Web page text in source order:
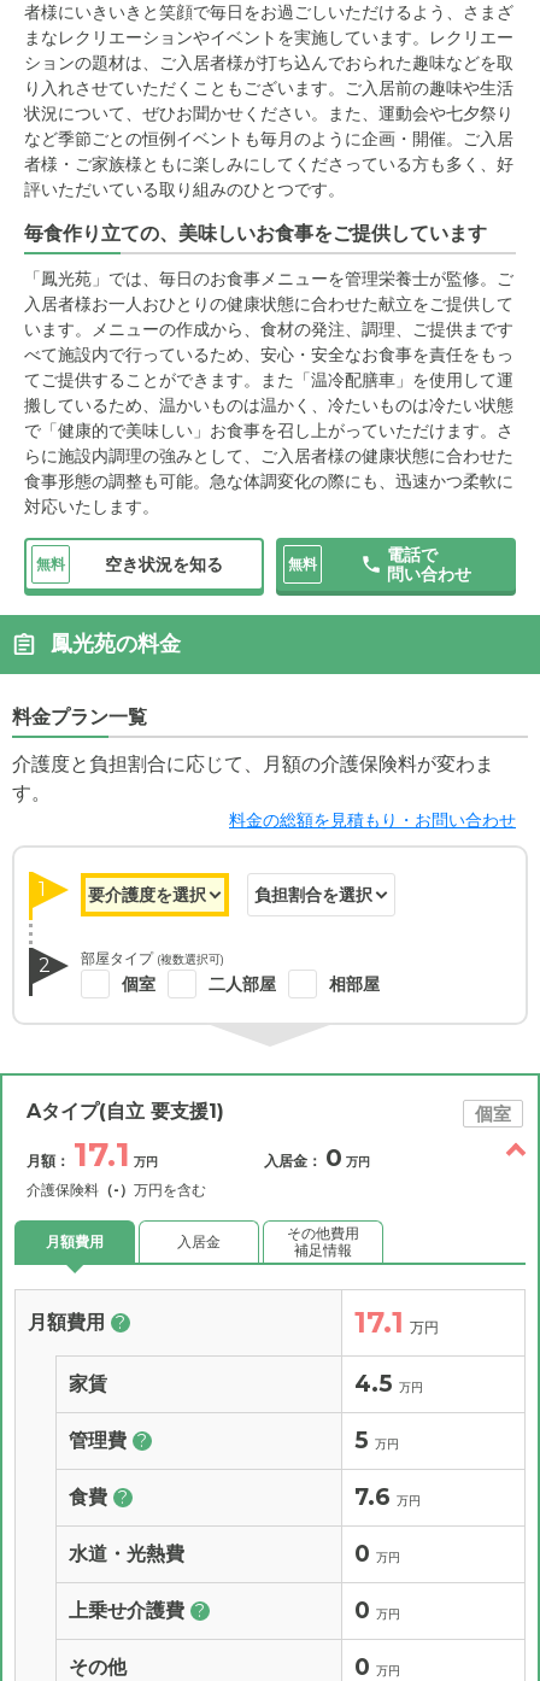
者様にいきいきと笑顔で毎日をお過ごしいただけるよう、さまざ
まなレクリエーションやイベントを実施しています。レクリエー
ションの題材は、ご入居者様が打ち込んでおられた趣味などを取
り入れさせていただくこともございます。ご入居前の趣味や生活
状況について、ぜひお聞かせください。また、運動会や七夕祭り
など季節ごとの恒例イベントも毎月のように企画・開催。ご入居
者様・ご家族様ともに楽しみにしてくださっている方も多く、好
評いただいている取り組みのひとつです。
毎食作り立ての、美味しいお食事をご提供しています
「鳳光苑」では、毎日のお食事メニューを管理栄養士が監修。ご
入居者様お一人おひとりの健康状態に合わせた献立をご提供して
います。メニューの作成から、食材の発注、調理、ご提供まです
べて施設内で行っているため、安心・安全なお食事を責任をもっ
てご提供することができます。また「温冷配膳車」を使用して運
搬しているため、温かいものは温かく、冷たいものは冷たい状態
で「健康的で美味しい」お食事を召し上がっていただけます。さ
らに施設内調理の強みとして、ご入居者様の健康状態に合わせた
食事形態の調整も可能。急な体調変化の際にも、迅速かつ柔軟に
対応いたします。
無料 空き状況を知る 無料
電話で
問い合わせ
鳳光苑の料金
料金プラン一覧
介護度と負担割合に応じて、月額の介護保険料が変わま
す。
料金の総額を見積もり・お問い合わせ
1
2 部屋タイプ (複数選択可)
個室 二人部屋 相部屋
Aタイプ(自立 要支援1) 個室
月額： 17.1 万円
介護保険料 （-） 万円を含む
入居金： 0 万円
月額費用 入居金
その他費用
補足情報
月額費用 ? 17.1 万円
家賃 4.5 万円
管理費 ? 5 万円
食費 ? 7.6 万円
水道・光熱費 0 万円
上乗せ介護費 ? 0 万円
その他 0 万円